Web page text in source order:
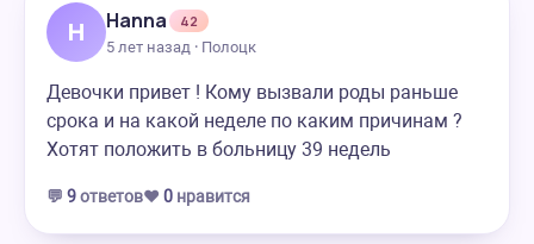
H Hanna
42
5 лет назад · Полоцк
Девочки привет ! Кому вызвали роды раньше
срока и на какой неделе по каким причинам ?
Хотят положить в больницу 39 недель
💬 9ответов❤️ 0 нравится